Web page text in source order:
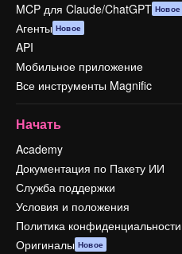
MCP для Claude/ChatGPT Новое
Агенты Новое
API
Мобильное приложение
Все инструменты Magnific
Начать
Academy
Документация по Пакету ИИ
Служба поддержки
Условия и положения
Политика конфиденциальности
Оригиналы Новое